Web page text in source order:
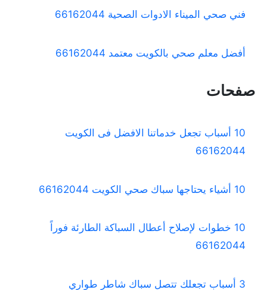
فني صحي الميناء الادوات الصحية 66162044
أفضل معلم صحي بالكويت معتمد 66162044
صفحات
10 أسباب تجعل خدماتنا الافضل فى الكويت
66162044
10 أشياء يحتاجها سباك صحي الكويت 66162044
10 خطوات لإصلاح أعطال السباكة الطارئة فوراً
66162044
3 أسباب تجعلك تتصل سباك شاطر طواري